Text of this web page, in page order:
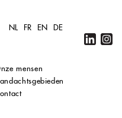
NL FR EN DE
mensen